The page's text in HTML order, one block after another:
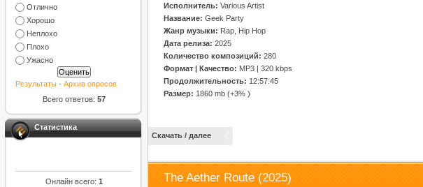
Отлично
Хорошо
Неплохо
Плохо
Ужасно
Результаты · Архив опросов
Всего ответов: 57
Статистика
Онлайн всего: 1
Исполнитель: Various Artist
Название: Geek Party
Жанр музыки: Rap, Hip Hop
Дата релиза: 2025
Количество композиций: 280
Формат | Качество: MP3 | 320 kbps
Продолжительность: 12:57:45
Размер: 1860 mb (+3% )
Скачать / далее
The Aether Route (2025)